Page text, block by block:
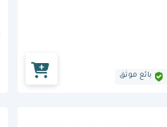
بائع موثق